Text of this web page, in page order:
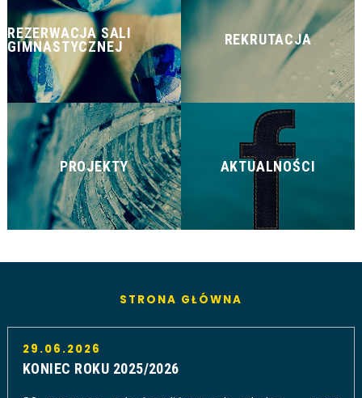
REZERWACJA SALI
GIMNASTYCZNEJ
REKRUTACJA
PROJEKTY AKTUALNOŚCI
STRONA GŁÓWNA
29.06.2026
KONIEC ROKU 2025/2026